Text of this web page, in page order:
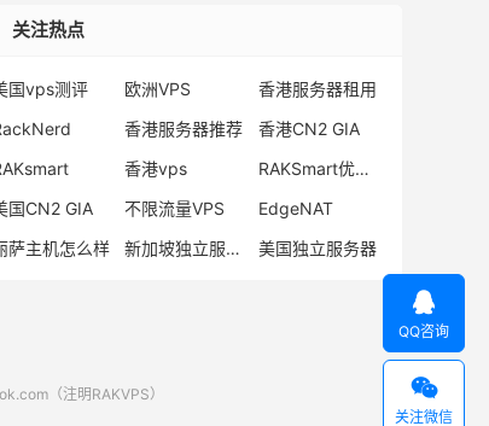
关注热点
国vps测评 欧洲VPS
香港服务器租用
香港服务器推荐
香港CN2 GIA
香港vps
RAKSmart优惠码
国CN2 GIA
不限流量VPS
EdgeNAT
萨主机怎么样
新加坡独立服务器 美国独立服务器
（注明RAKVPS）

QQ咨询

关注微信